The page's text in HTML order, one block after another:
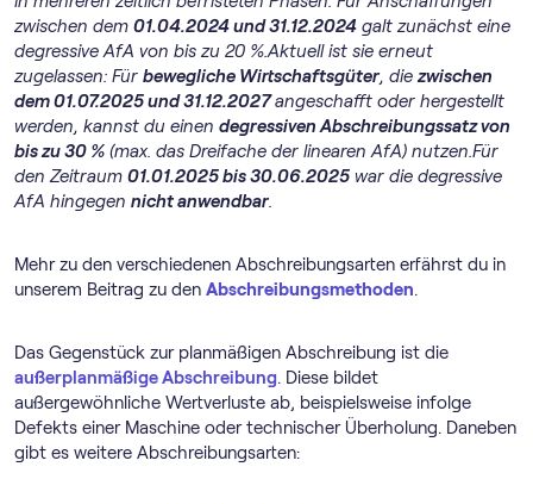
zwischen dem 01.04.2024 und 31.12.2024 galt zunächst eine
degressive AfA von bis zu 20 %.Aktuell ist sie erneut
zugelassen: Für bewegliche Wirtschaftsgüter, die zwischen
dem 01.07.2025 und 31.12.2027angeschafft oder hergestellt
werden, kannst du einen degressiven Abschreibungssatz von
bis zu 30 % (max. das Dreifache der linearen AfA) nutzen.Für
den Zeitraum 01.01.2025 bis 30.06.2025 war die degressive
AfA hingegen nicht anwendbar
Mehr zu den verschiedenen Abschreibungsarten erfährst du in
unserem Beitrag zu den Abschreibungsmethoden.
Das Gegenstück zur planmäßigen Abschreibung ist die
außerplanmäßige Abschreibung. Diese bildet
außergewöhnliche Wertverluste ab, beispielsweise infolge
Defekts einer Maschine oder technischer Überholung. Daneben
gibt es weitere Abschreibungsarten: